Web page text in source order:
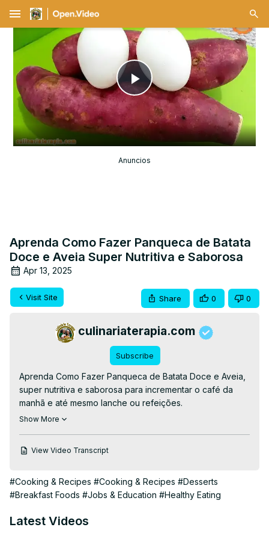
menu
Play
Video
Anuncios
Aprenda Como Fazer Panqueca de Batata
Doce e Aveia Super Nutritiva e Saborosa
Apr 13, 2025
Visit Site Share 0 0
culinariaterapia.com
Subscribe
Aprenda Como Fazer Panqueca de Batata Doce e Aveia,
super nutritiva e saborosa para incrementar o café da
manhã e até mesmo lanche ou refeições.
RECEITA ESCRITA👉
#panquecas #panqueca #batatadoce #culinariaterapia
Show More
View Video Transcript
#Cooking & Recipes #Cooking & Recipes #Desserts
#Breakfast Foods #Jobs & Education #Healthy Eating
Latest Videos